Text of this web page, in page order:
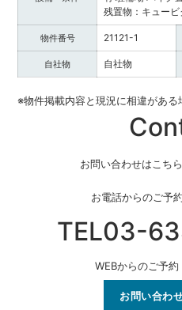
残置物：キュービ
物件番号 21121-1
自社物 自社物
※物件掲載内容と現況に相違がある
お問い合わせはこち
お電話からのご予
TEL03-
WEBからのご予
お問い合わ